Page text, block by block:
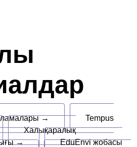
→
Tempus
Халықаралық
→
EduEnvi жобасы